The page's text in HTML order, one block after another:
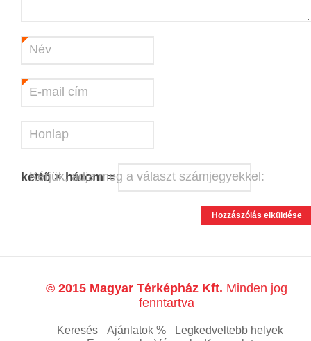
Név
E-mail cím
Honlap
Kérjük, adja meg a választ számjegyekkel:
kettő × három =
© 2015 Magyar Térképház Kft. Minden jog
fenntartva
Keresés Ajánlatok %
Legkedveltebb helyek